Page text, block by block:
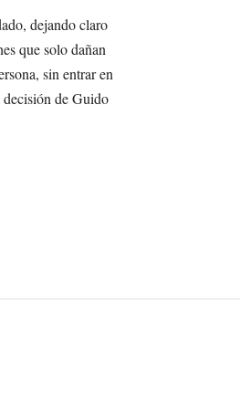
dejando claro
que solo dañan
sin entrar en
decisión de Guido